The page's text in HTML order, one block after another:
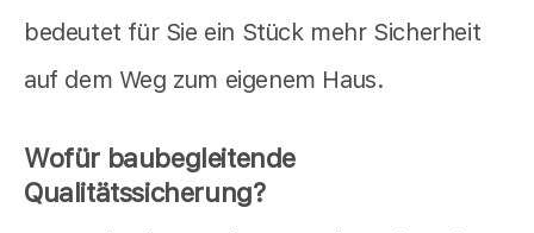
bedeutet für Sie ein Stück mehr Sicherheit
auf dem Weg zum eigenem Haus.
Wofür baubegleitende
Qualitätssicherung?